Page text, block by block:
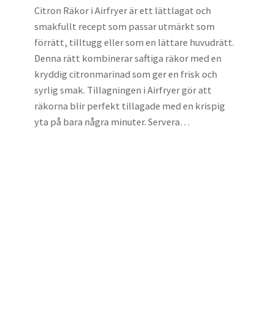
Citron Räkor i Airfryer är ett lättlagat och
smakfullt recept som passar utmärkt som
förrätt, tilltugg eller som en lättare huvudrätt.
Denna rätt kombinerar saftiga räkor med en
kryddig citronmarinad som ger en frisk och
syrlig smak. Tillagningen i Airfryer gör att
räkorna blir perfekt tillagade med en krispig
yta på bara några minuter. Servera…